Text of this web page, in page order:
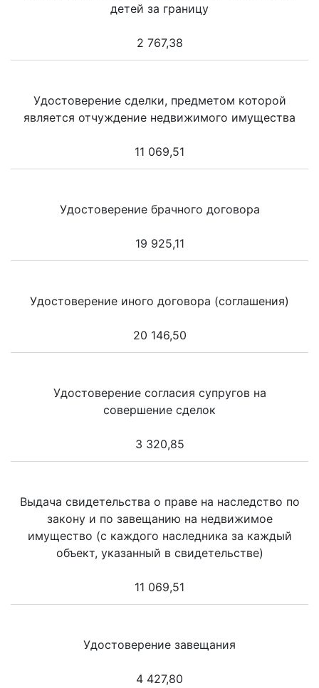
детей за границу
2 767,38
Удостоверение сделки, предметом которой
является отчуждение недвижимого имущества
11 069,51
Удостоверение брачного договора
19 925,11
Удостоверение иного договора (соглашения)
20 146,50
Удостоверение согласия супругов на
совершение сделок
3 320,85
Выдача свидетельства о праве на наследство по
закону и по завещанию на недвижимое
имущество (с каждого наследника за каждый
объект, указанный в свидетельстве)
11 069,51
Удостоверение завещания
4 427,80